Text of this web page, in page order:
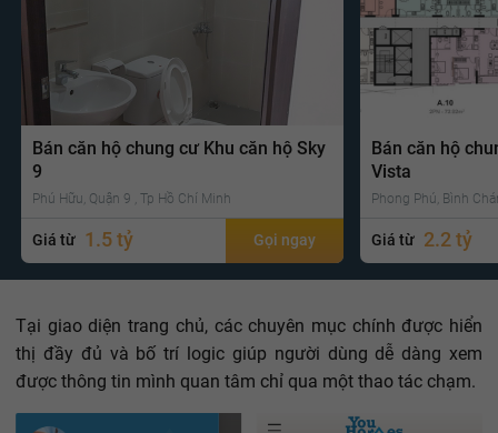
Bán căn hộ chung cư Khu căn hộ Sky
9
Phú Hữu, Quận 9 , Tp Hồ Chí Minh
Giá từ 1.5 tỷ Gọi ngay
Bán căn hộ
Vista
Phong Phú, Bình
Giá từ 2.2 tỷ
Tại giao diện trang chủ, các chuyên mục chính được hiển
thị đầy đủ và bố trí logic giúp người dùng dễ dàng xem
được thông tin mình quan tâm chỉ qua một thao tác chạm.